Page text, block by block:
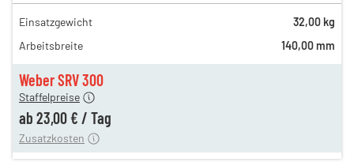
Weber SRV 300
40,00 €
34,00 €
27,00 €
Staffelpreise
ab 23,00 € / Tag
12,00 €
Zusatzkosten
Einsatzgewicht
32,00 kg
Arbeitsbreite
140,00 mm